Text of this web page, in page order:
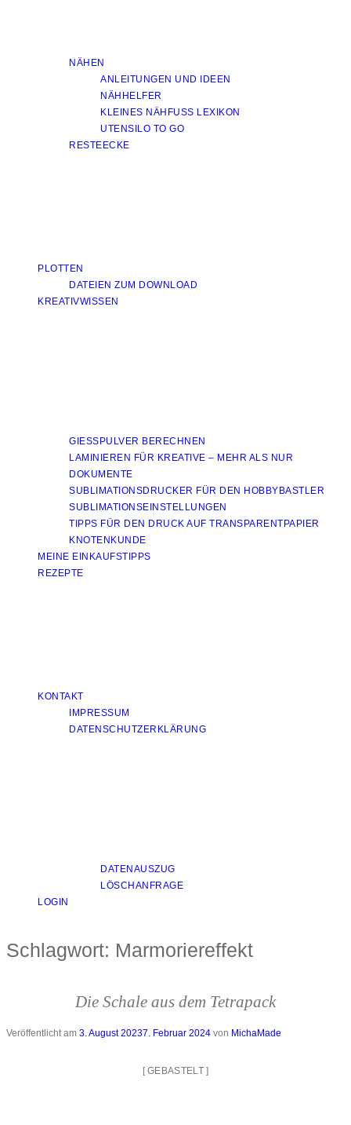
NÄHEN
ANLEITUNGEN UND IDEEN
NÄHHELFER
KLEINES NÄHFUSS LEXIKON
UTENSILO TO GO
RESTEECKE
PLOTTEN
DATEIEN ZUM DOWNLOAD
KREATIVWISSEN
GIESSPULVER BERECHNEN
LAMINIEREN FÜR KREATIVE – MEHR ALS NUR
DOKUMENTE
SUBLIMATIONSDRUCKER FÜR DEN HOBBYBASTLER
SUBLIMATIONSEINSTELLUNGEN
TIPPS FÜR DEN DRUCK AUF TRANSPARENTPAPIER
KNOTENKUNDE
MEINE EINKAUFSTIPPS
REZEPTE
KONTAKT
IMPRESSUM
DATENSCHUTZERKLÄRUNG
DATENAUSZUG
LÖSCHANFRAGE
LOGIN
Schlagwort: Marmoriereffekt
Die Schale aus dem Tetrapack
Veröffentlicht am 3. August 20237. Februar 2024 von MichaMade
[GEBASTELT]